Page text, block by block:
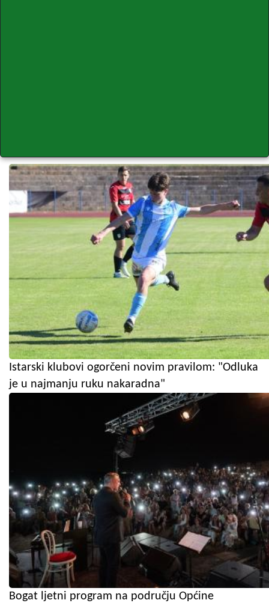
Istarski klubovi ogorčeni novim pravilom: "Odluka
je u najmanju ruku nakaradna"
Bogat ljetni program na području Općine